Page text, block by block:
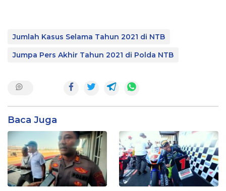
Jumlah Kasus Selama Tahun 2021 di NTB
Jumpa Pers Akhir Tahun 2021 di Polda NTB
Baca Juga